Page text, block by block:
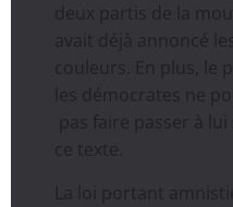
deux partis de la
avait déjà annoncé les
couleurs. En plus, le
les démocrates ne
pas faire passer à lui
ce texte.
La loi portant